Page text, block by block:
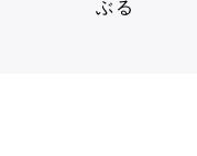
ぶる